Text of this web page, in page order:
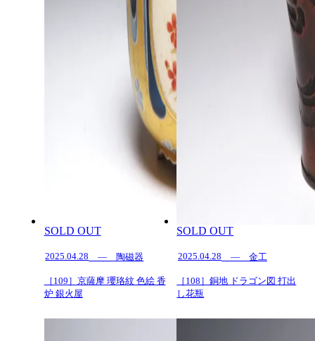
SOLD OUT
2025.04.28 — 陶磁器
［109］京薩摩 瓔珞紋 色絵 香
炉 銀火屋
SOLD OUT
2025.04.28 — 金工
［108］銅地 ドラゴン図 打出
し花瓶